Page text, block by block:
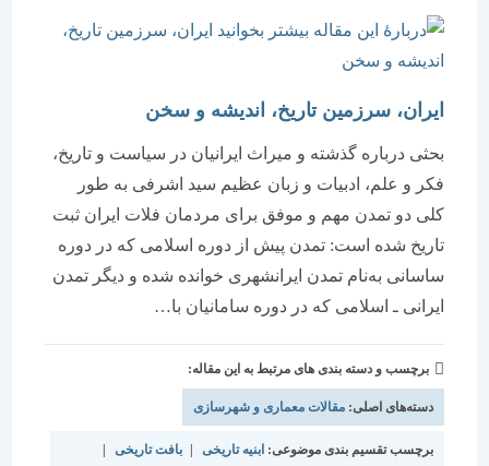
ایران، سرزمین تاریخ، اندیشه و سخن
بحثی درباره گذشته و میراث ایرانیان در سیاست و تاریخ،
فکر و علم، ادبیات و زبان عظیم سید اشرفی به طور
کلی دو تمدن مهم و موفق برای مردمان فلات ایران ثبت
تاریخ شده است: تمدن پیش از دوره اسلامی که در دوره
ساسانی به‌نام تمدن ایرانشهری خوانده شده و دیگر تمدن
ایرانی ـ اسلامی که در دوره سامانیان با…
برچسب و دسته بندی های مرتبط به این مقاله:
دسته‌های اصلی:مقالات معماری و شهرسازی
برچسب تقسیم بندی موضوعی:ابنیه تاریخی | بافت تاریخی |